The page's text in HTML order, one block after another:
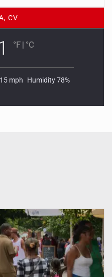
CV
°F | °C
mph Humidity 78%